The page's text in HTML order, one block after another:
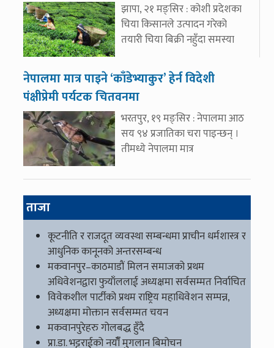
झापा, २१ मङ्सिर : कोशी प्रदेशका
चिया किसानले उत्पादन गरेको
तयारी चिया बिक्री नहुँदा समस्या
नेपालमा मात्र पाइने ‘काँडेभ्याकुर’ हेर्न विदेशी
पंक्षीप्रेमी पर्यटक चितवनमा
भरतपुर, १९ मङ्सिर : नेपालमा आठ
सय ९४ प्रजातिका चरा पाइन्छन् ।
तीमध्ये नेपालमा मात्र
ताजा
कूटनीति र राजदूत व्यवस्था सम्बन्धमा प्राचीन धर्मशास्त्र र
आधुनिक कानूनको अन्तरसम्बन्ध
मकवानपुर–काठमाडौं मिलन समाजको प्रथम
अधिवेशनद्वारा फुयाँललाई अध्यक्षमा सर्वसम्मत निर्वाचित
विवेकशील पार्टीको प्रथम राष्ट्रिय महाधिवेशन सम्पन्न,
अध्यक्षमा मोक्तान सर्वसम्मत चयन
मकवानपुरेहरु गोलबद्ध हुँदै
प्रा.डा. भट्टराईको नयाँँ मुगलान बिमोचन